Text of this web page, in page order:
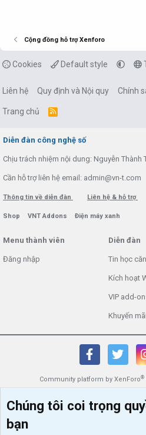
Cộng đồng hỗ trợ Xenforo
Cookies Default style
Liên hệ Quy định và Nội quy Chính
Trang chủ
R
Diễn đàn công nghệ số
Chịu trách nhiệm nội dung: Nguyễn Thành
Cần hỗ trợ liên hệ email: admin@vn-t.com
Thông tin về diễn đàn Liên hệ & hỗ trợ
Shop VNT Addons Điện máy xanh
Menu thành viên
Đăng nhập
Diễn đàn
Tin học
Kích hoạt
VIP add-
Khuyến
Community platform by XenForo®
Chúng tôi coi trọng
bạn